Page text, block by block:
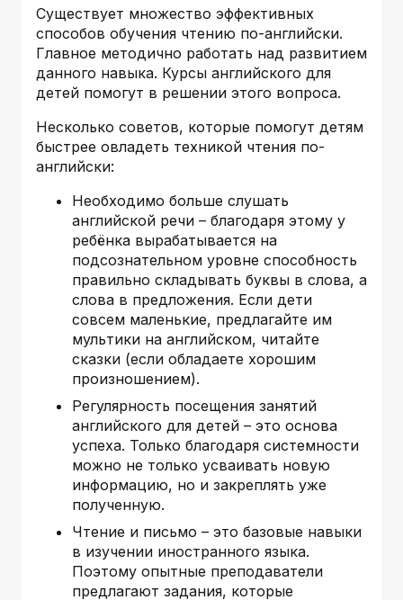
Существует множество эффективных
способов обучения чтению по-английски.
Главное методично работать над развитием
данного навыка. Курсы английского для
детей помогут в решении этого вопроса.
Несколько советов, которые помогут детям
быстрее овладеть техникой чтения по-
английски:
Необходимо больше слушать
английской речи – благодаря этому у
ребёнка вырабатывается на
подсознательном уровне способность
правильно складывать буквы в слова, а
слова в предложения. Если дети
совсем маленькие, предлагайте им
мультики на английском, читайте
сказки (если обладаете хорошим
произношением).
Регулярность посещения занятий
английского для детей – это основа
успеха. Только благодаря системности
можно не только усваивать новую
информацию, но и закреплять уже
полученную.
Чтение и письмо – это базовые навыки
в изучении иностранного языка.
Поэтому опытные преподаватели
предлагают задания, которые